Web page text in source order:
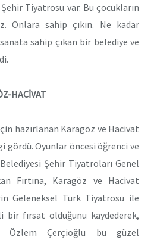
Tiyatrosu var. Bu çocukların
Onlara sahip çıkın. Ne kadar
sahip çıkan bir belediye ve
HACİVAT
hazırlanan Karagöz ve Hacivat
gördü. Oyunlar öncesi öğrenci ve
Şehir Tiyatroları Genel
Fırtına, Karagöz ve Hacivat
Geleneksel Türk Tiyatrosu ile
bir fırsat olduğunu kaydederek,
Özlem Çerçioğlu bu güzel